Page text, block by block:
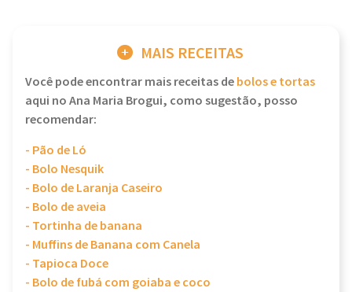
MAIS RECEITAS
Você pode encontrar mais receitas debolos e tortas
aqui no Ana Maria Brogui, como sugestão, posso
recomendar:
- Pão de Ló
- Bolo Nesquik
- Bolo de Laranja Caseiro
- Bolo de aveia
- Tortinha de banana
- Muffins de Banana com Canela
- Tapioca Doce
- Bolo de fubá com goiaba e coco